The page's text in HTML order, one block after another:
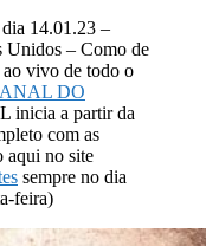
14.01.23 –
– Como de
ao vivo de todo o
DO
inicia a partir da
com as
aqui no site
sempre no dia
feira)